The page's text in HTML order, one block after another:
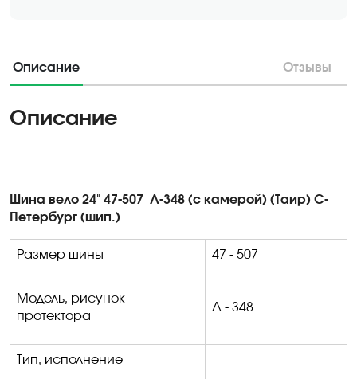
Описание Отзывы
Описание
Шина вело 24" 47-507 Л-348 (с камерой) (Таир) С-
Петербург (шип.)
Размер шины 47 - 507
Модель, рисунок
протектора
Л - 348
Тип, исполнение